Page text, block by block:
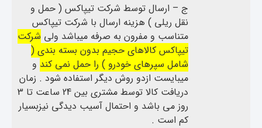
ج – ارسال توسط شرکت تیپاکس ( حمل و
نقل ریلی ) هزینه ارسال با شرکت تیپاکس
متناسب و مفرون به صرفه میباشد ولی شرکت
تیپاکس کالاهای حجیم بدون بسته بندی (
شامل سپرهای خودرو ) را حمل نمی کند و
میبایست ازدو روش دیگر استفاده شود . زمان
دریافت کالا توسط مشتری بین 24 ساعت تا 3
روز می باشد و احتمال آسیب دیدگی نیزبسیار
کم است .